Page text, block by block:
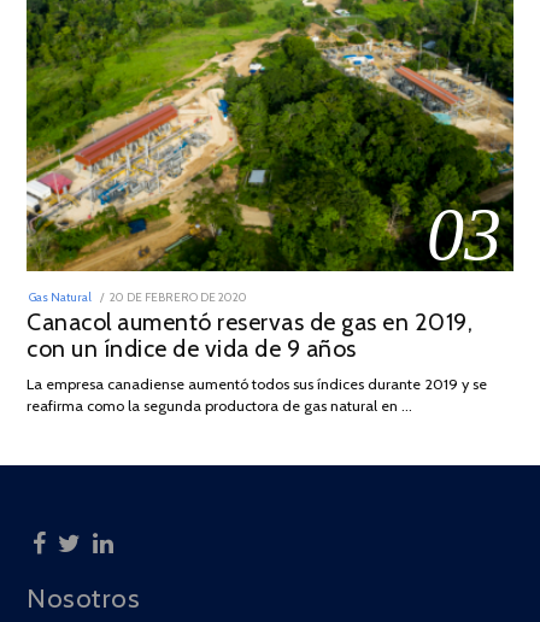
03
Gas Natural
POSTED
ON
20 DE FEBRERO DE 2020
DE
JULIO
DE
Canacol aumentó reservas de gas en 2019,
con un índice de vida de 9 años
La empresa canadiense aumentó todos sus índices durante 2019 y se
reafirma como la segunda productora de gas natural en …
Nosotros